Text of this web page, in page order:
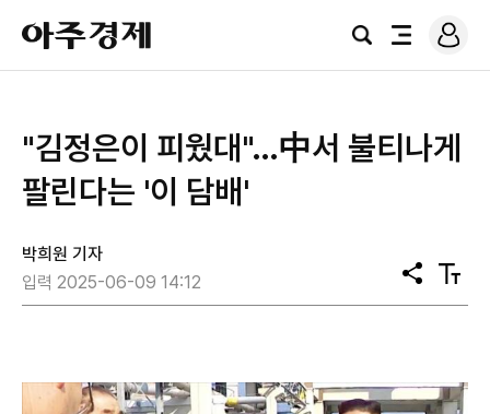
아
주
경
검
전
로
그
"김정은이 피웠대"…中서 불티나게
팔린다는 '이 담배'
박희원 기자
입력 2025-06-09 14:12
공
유
텍
스